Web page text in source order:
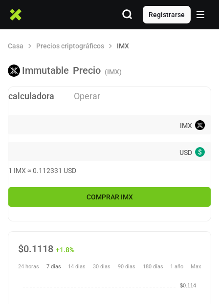
Registrarse
Casa Precios criptográficos IMX
Immutable Precio (IMX)
calculadora Operar
IMX
USD $
1 IMX ≈ 0.112331 USD
COMPRAR IMX
$0.1118 +1.8%
24 horas 7 días 14 dias 30 dias 90 dias 180 días 1 año Max
$0.114